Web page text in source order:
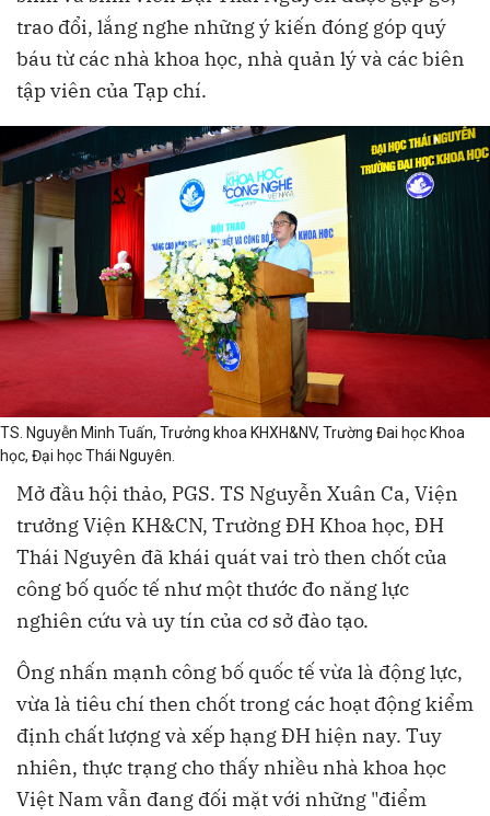
trao đổi, lắng nghe những ý kiến đóng góp quý
báu từ các nhà khoa học, nhà quản lý và các biên
tập viên của Tạp chí.
TS. Nguyễn Minh Tuấn, Trưởng khoa KHXH&NV, Trường Đai học Khoa
học, Đại học Thái Nguyên.
Mở đầu hội thảo, PGS. TS Nguyễn Xuân Ca, Viện
trưởng Viện KH&CN, Trường ĐH Khoa học, ĐH
Thái Nguyên đã khái quát vai trò then chốt của
công bố quốc tế như một thước đo năng lực
nghiên cứu và uy tín của cơ sở đào tạo.
Ông nhấn mạnh công bố quốc tế vừa là động lực,
vừa là tiêu chí then chốt trong các hoạt động kiểm
định chất lượng và xếp hạng ĐH hiện nay. Tuy
nhiên, thực trạng cho thấy nhiều nhà khoa học
Việt Nam vẫn đang đối mặt với những "điểm